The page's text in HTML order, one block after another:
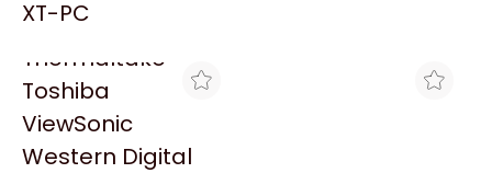
Solarmax
Thermaltake
Toshiba
ViewSonic
Western Digital
XT-PC
$12.383